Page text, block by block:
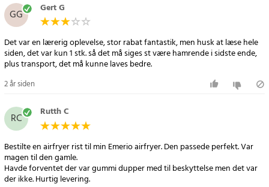
GG Gert G
Det var en lærerig oplevelse, stor rabat fantastik, men husk at læse hele
siden, det var kun 1 stk. så det må siges st være hamrende i sidste ende,
plus transport, det må kunne laves bedre.
2 år siden
RC Rutth C
Bestilte en airfryer rist til min Emerio airfryer. Den passede perfekt. Var
magen til den gamle.
Havde forventet der var gummi dupper med til beskyttelse men det var
der ikke. Hurtig levering.